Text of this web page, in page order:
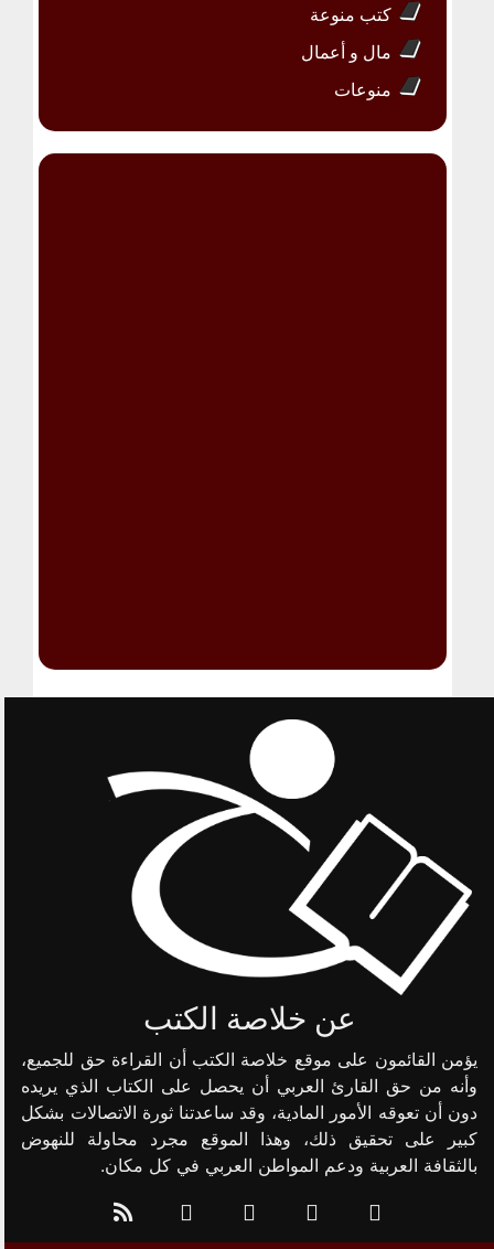
كتب منوعة
مال و أعمال
منوعات
عن خلاصة الكتب
يؤمن القائمون على موقع خلاصة الكتب أن القراءة حق للجميع،
وأنه من حق القارئ العربي أن يحصل على الكتاب الذي يريده
دون أن تعوقه الأمور المادية، وقد ساعدتنا ثورة الاتصالات بشكل
كبير على تحقيق ذلك، وهذا الموقع مجرد محاولة للنهوض
بالثقافة العربية ودعم المواطن العربي في كل مكان.